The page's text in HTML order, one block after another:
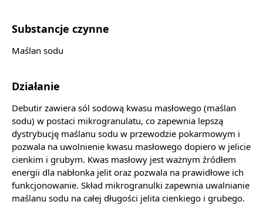
Substancje czynne
Maślan sodu
Działanie
Debutir zawiera sól sodową kwasu masłowego (maślan
sodu) w postaci mikrogranulatu, co zapewnia lepszą
dystrybucję maślanu sodu w przewodzie pokarmowym i
pozwala na uwolnienie kwasu masłowego dopiero w jelicie
cienkim i grubym. Kwas masłowy jest ważnym źródłem
energii dla nabłonka jelit oraz pozwala na prawidłowe ich
funkcjonowanie. Skład mikrogranulki zapewnia uwalnianie
maślanu sodu na całej długości jelita cienkiego i grubego.